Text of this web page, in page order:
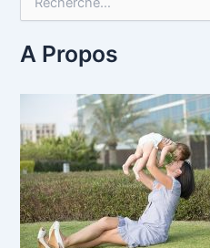
h
e
e
r
:
A Propos